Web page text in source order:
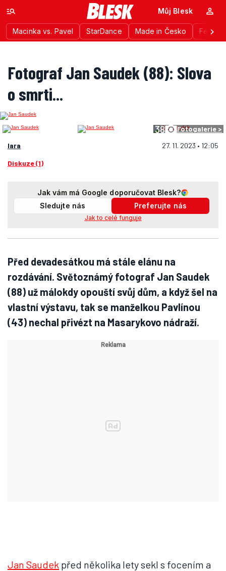
Macinka vs. Pavel StarDance Made in Česko
Můj Blesk
Fotograf Jan Saudek (88): Slova
o smrti...
38
Fotogalerie >
lara
27. 11. 2023 • 12:05
Diskuze (1)
Jak vám má Google doporučovat Blesk?
Sledujte nás
Preferujte nás
Jak to celé funguje
Před devadesátkou má stále elánu na
rozdávání. Světoznámý fotograf Jan Saudek
(88) už málokdy opouští svůj dům, a když šel na
vlastní výstavu, tak se manželkou Pavlínou
(43) nechal přivézt na Masarykovo nádraží.
Jan Saudek před několika lety sekl s focením a